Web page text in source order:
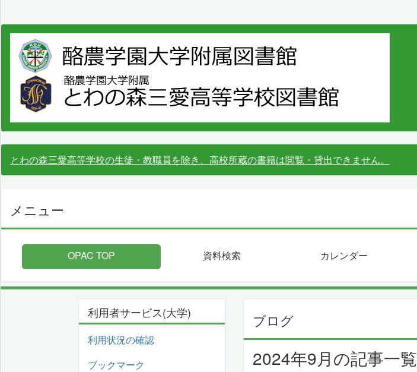
とわの森三愛高等学校の生徒・教職員を除き、高校所蔵の書籍は閲覧・貸出できません。
メニュー
OPAC TOP 資料検索 カレンダー
ブログ
2024年9月の記事一覧
利用者サービス(大学)
利用状況の確認
ブックマーク